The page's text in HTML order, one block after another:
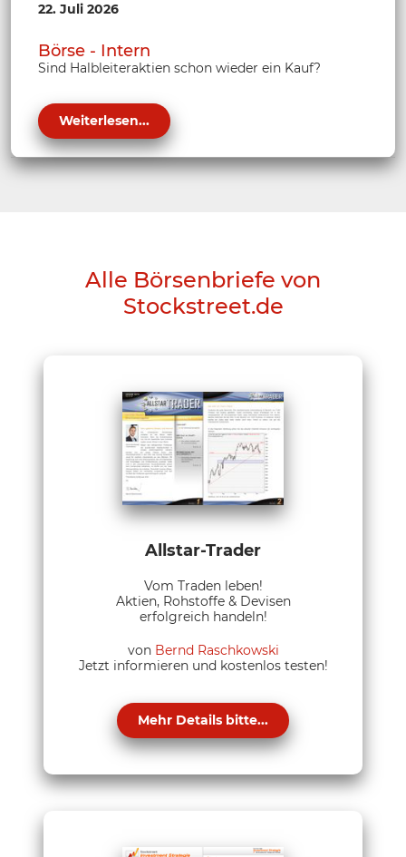
22. Juli 2026
Börse - Intern
Sind Halbleiteraktien schon wieder ein Kauf?
Weiterlesen...
Alle Börsenbriefe von
Stockstreet.de
Allstar-Trader
Vom Traden leben!
Aktien, Rohstoffe & Devisen
erfolgreich handeln!
von Bernd Raschkowski
Jetzt informieren und kostenlos testen!
Mehr Details bitte...